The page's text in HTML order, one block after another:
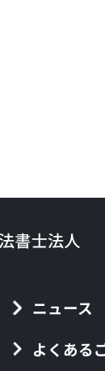
ニュース
よくある